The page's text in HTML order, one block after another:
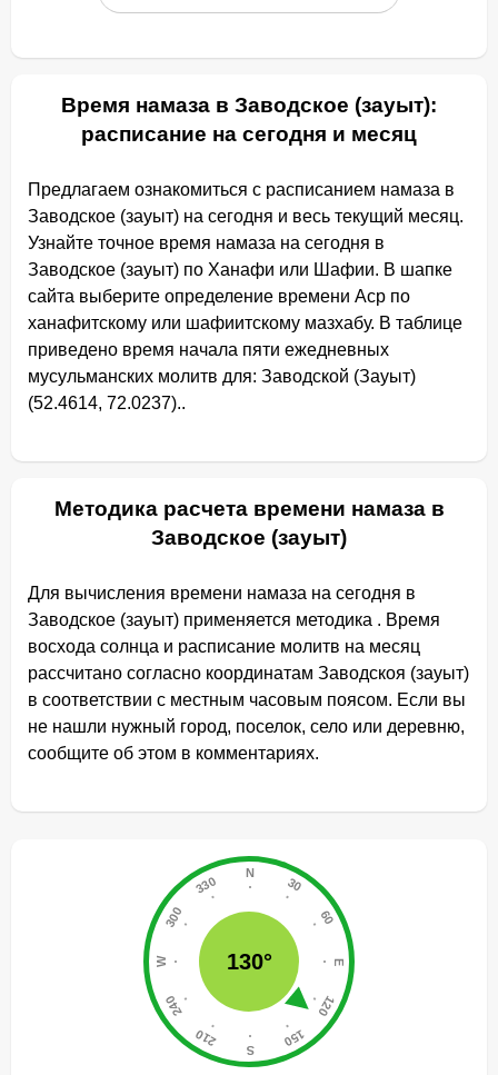
Время намаза в Заводское (зауыт):
расписание на сегодня и месяц
Предлагаем ознакомиться с расписанием намаза в
Заводское (зауыт) на сегодня и весь текущий месяц.
Узнайте точное время намаза на сегодня в
Заводское (зауыт) по Ханафи или Шафии. В шапке
сайта выберите определение времени Аср по
ханафитскому или шафиитскому мазхабу. В таблице
приведено время начала пяти ежедневных
мусульманских молитв для: Заводской (Зауыт)
(52.4614, 72.0237)..
Методика расчета времени намаза в
Заводское (зауыт)
Для вычисления времени намаза на сегодня в
Заводское (зауыт) применяется методика . Время
восхода солнца и расписание молитв на месяц
рассчитано согласно координатам Заводскоя (зауыт)
в соответствии с местным часовым поясом. Если вы
не нашли нужный город, поселок, село или деревню,
сообщите об этом в комментариях.
130°